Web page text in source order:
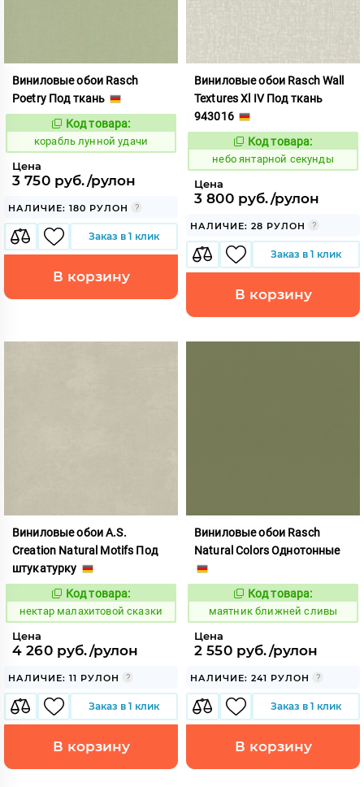
Виниловые обои Rasch
Poetry Под ткань
Код:
771985
Код товара:
корабль лунной удачи
Цена
3 750 руб./рулон
НАЛИЧИЕ: 180 РУЛОН
Заказ в 1 клик
В корзину
Виниловые обои Rasch Wall
Textures Xl IV Под ткань
943016
Код:
1124837
Код товара:
небо янтарной секунды
Цена
3 800 руб./рулон
НАЛИЧИЕ: 28 РУЛОН
Заказ в 1 клик
В корзину
Виниловые обои A.S.
Creation Natural Motifs Под
штукатурку
Код:
1131590
Код товара:
нектар малахитовой сказки
Цена
4 260 руб./рулон
НАЛИЧИЕ: 11 РУЛОН
Заказ в 1 клик
В корзину
Виниловые обои Rasch
Natural Colors Однотонные
Код:
922511
Код товара:
маятник ближней сливы
Цена
2 550 руб./рулон
НАЛИЧИЕ: 241 РУЛОН
Заказ в 1 клик
В корзину